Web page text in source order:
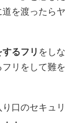
を渡ったらヤ
るフリ をしな
リをして難を
口のセキュリ